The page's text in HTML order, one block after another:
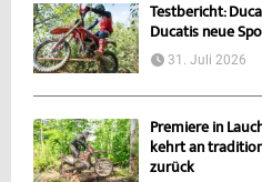
Testbericht:
Ducatis neue
31. Juli 2026
Premiere in
kehrt an
zurück